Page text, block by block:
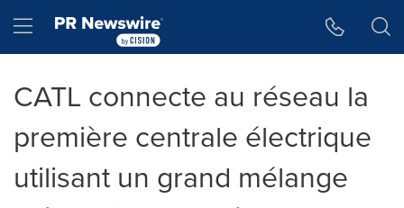
Hamburger menu
CATL connecte au réseau la
première centrale électrique
utilisant un grand mélange